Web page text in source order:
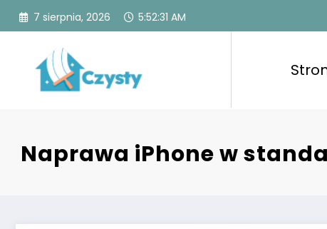
Skip
7 sierpnia, 2026 5:52:32 AM
Czysty dom to
Naprawa iPhone w